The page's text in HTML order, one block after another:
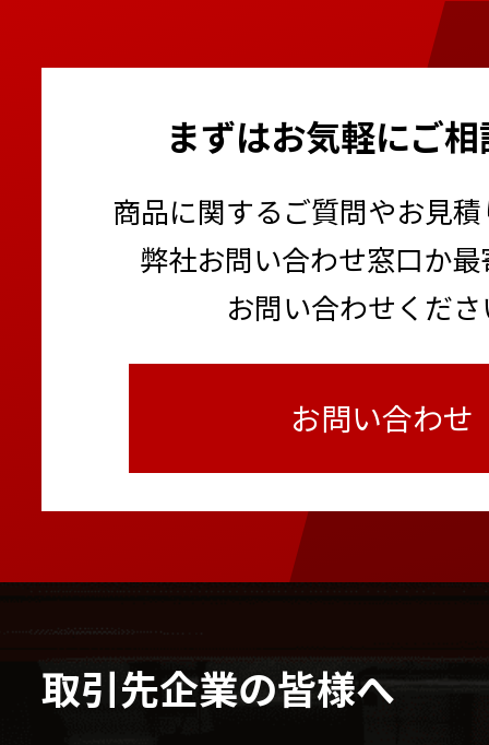
まずはお気軽にご
商品に関するご質問やお見
弊社お問い合わせ窓口か
お問い合わせくだ
お問い合わせ
取引先企業の皆様へ